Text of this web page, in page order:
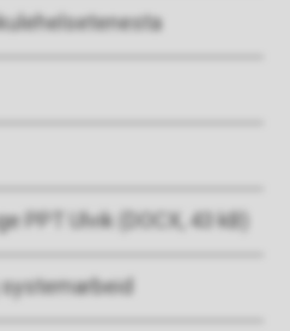
PPT Ulvik (DOCX, 43 kB)